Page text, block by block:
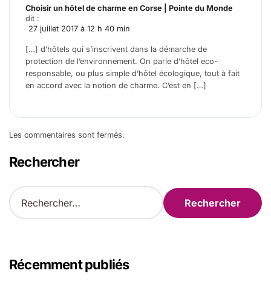
Choisir un hôtel de charme en Corse | Pointe du Monde
dit :
27 juillet 2017 à 12 h 40 min
[…] d’hôtels qui s’inscrivent dans la démarche de
protection de l’environnement. On parle d’hôtel eco-
responsable, ou plus simple d’hôtel écologique, tout à fait
en accord avec la notion de charme. C’est en […]
Les commentaires sont fermés.
Rechercher
R
e
r
cRécemment publiés